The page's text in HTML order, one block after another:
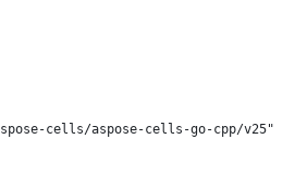
cells/aspose-cells-go-cpp/v25"